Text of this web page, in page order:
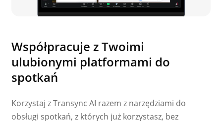
Współpracuje z Twoimi
ulubionymi platformami do
spotkań
Korzystaj z Transync AI razem z narzędziami do
obsługi spotkań, z których już korzystasz, bez